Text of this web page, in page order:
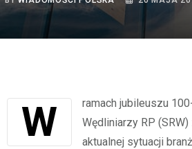
W ramach jubileuszu 100-lecia swego istnienia Stowarzyszenie Rzeźników i
Wędliniarzy RP
aktualnej sytuacji